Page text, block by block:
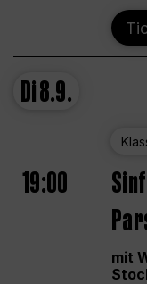
Di8.9.
19:00
mit